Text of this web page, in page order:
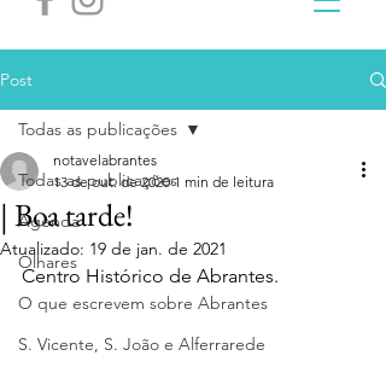
Post
Todas as publicações
Agenda
Olhares
O que escrevem sobre Abrantes
S. Vicente, S. João e Alferrarede
Todas as publicações
| Boa tarde!
notavelabrantes
13 de out. de 2020 1 min de leitura
Atualizado: 19 de jan. de 2021
Centro Histórico de Abrantes.